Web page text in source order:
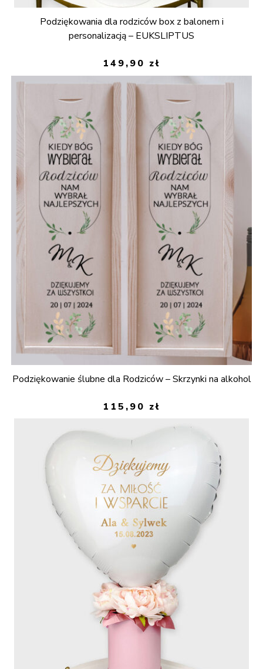
Podziękowania dla rodziców box z balonem i
personalizacją – EUKSLIPTUS
149,90 zł
Podziękowanie ślubne dla Rodziców – Skrzynki na alkohol
115,90 zł